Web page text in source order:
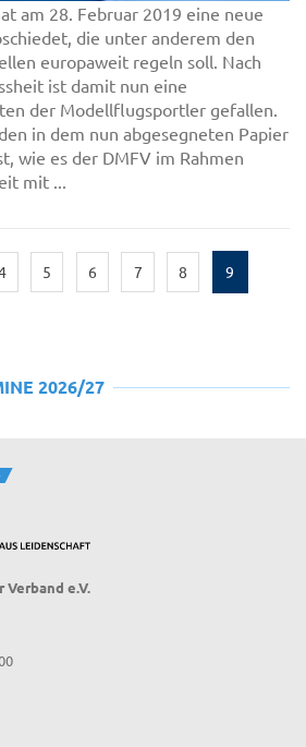
am 28. Februar 2019 eine neue
die unter anderem den
europaweit regeln soll. Nach
ist damit nun eine
der Modellflugsportler gefallen.
in dem nun abgesegneten Papier
wie es der DMFV im Rahmen
mit ...
5 6 7 8 9
2026/27
e.V.